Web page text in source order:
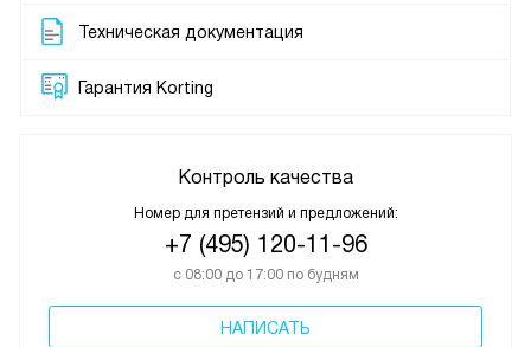
Техническая документация
Гарантия Korting
Контроль качества
Номер для претензий и предложений:
+7 (495) 120-11-96
с 08:00 до 17:00 по будням
НАПИСАТЬ